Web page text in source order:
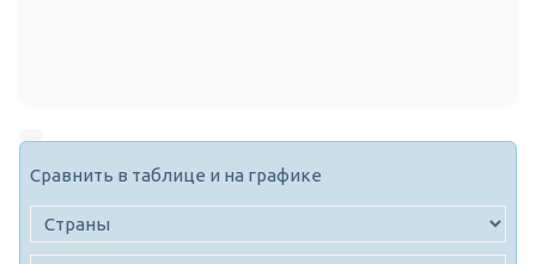
Сравнить в таблице и на графике